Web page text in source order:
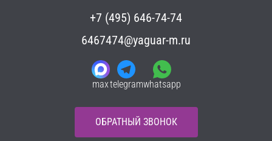
+7 (495) 646-74-74
6467474@yaguar-m.ru
maxtelegramwhatsapp
ОБРАТНЫЙ ЗВОНОК